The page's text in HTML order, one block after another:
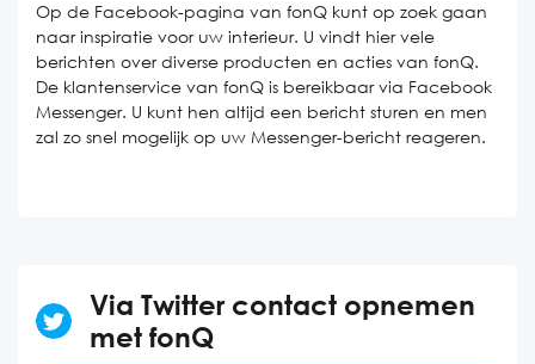
Op de Facebook-pagina van fonQ kunt op zoek gaan
naar inspiratie voor uw interieur. U vindt hier vele
berichten over diverse producten en acties van fonQ.
De klantenservice van fonQ is bereikbaar via Facebook
Messenger. U kunt hen altijd een bericht sturen en men
zal zo snel mogelijk op uw Messenger-bericht reageren.
Via Twitter contact opnemen
met fonQ